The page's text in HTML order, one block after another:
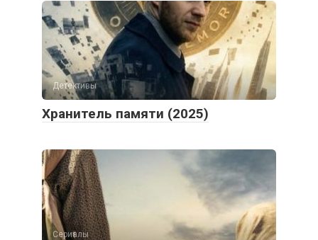
Детективы
Хранитель памяти (2025)
Сериалы